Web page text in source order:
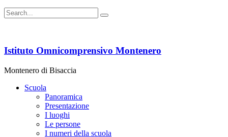
Istituto Omnicomprensivo Montenero
Montenero di Bisaccia
Scuola
Panoramica
Presentazione
I luoghi
Le persone
I numeri della scuola